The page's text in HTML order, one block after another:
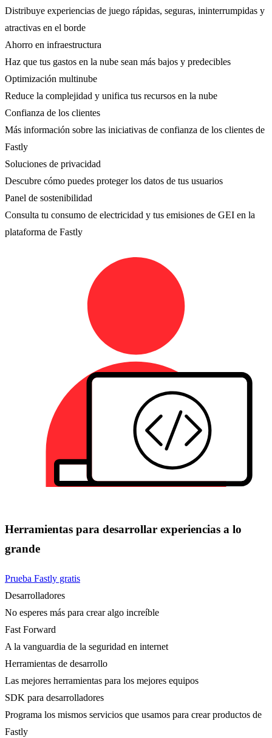
Distribuye experiencias de juego rápidas, seguras, ininterrumpidas y
atractivas en el borde
Ahorro en infraestructura
Haz que tus gastos en la nube sean más bajos y predecibles
Optimización multinube
Reduce la complejidad y unifica tus recursos en la nube
Confianza de los clientes
Más información sobre las iniciativas de confianza de los clientes de
Fastly
Soluciones de privacidad
Descubre cómo puedes proteger los datos de tus usuarios
Panel de sostenibilidad
Consulta tu consumo de electricidad y tus emisiones de GEI en la
plataforma de Fastly
Herramientas para desarrollar experiencias a lo
grande
Prueba Fastly gratis
Desarrolladores
No esperes más para crear algo increíble
Fast Forward
A la vanguardia de la seguridad en internet
Herramientas de desarrollo
Las mejores herramientas para los mejores equipos
SDK para desarrolladores
Programa los mismos servicios que usamos para crear productos de
Fastly